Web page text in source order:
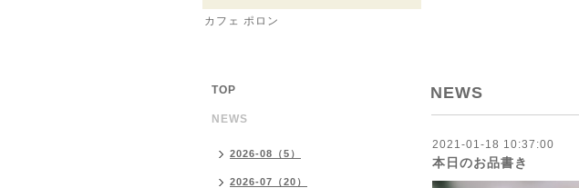
カフェ ポロン
NEWS
2021-01-18 10:37:00
本日のお品書き
TOP
NEWS
2026-08（5）
2026-07（20）